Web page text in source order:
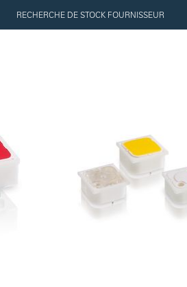
RECHERCHE DE STOCK FOURNISSEUR